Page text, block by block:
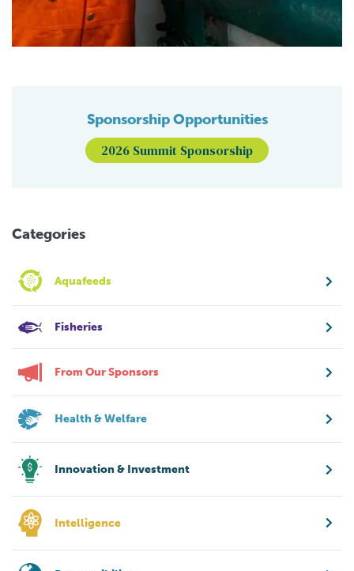
Sponsorship Opportunities
2026 Summit Sponsorship
Categories
Aquafeeds
Fisheries
From Our Sponsors
Health & Welfare
Innovation & Investment
Intelligence